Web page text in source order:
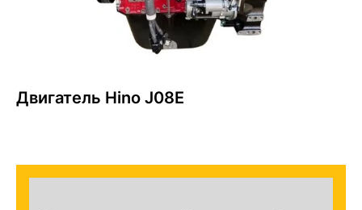
Двигатель Hino J08E